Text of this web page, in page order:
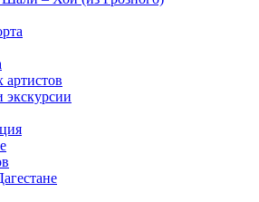
артистов
экскурсии